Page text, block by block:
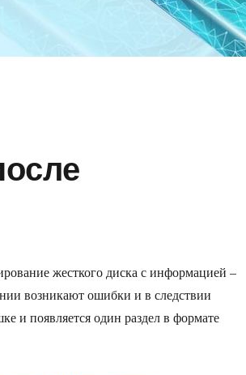
жесткого диска с информацией –
возникают ошибки и в следствии
и появляется один раздел в формате